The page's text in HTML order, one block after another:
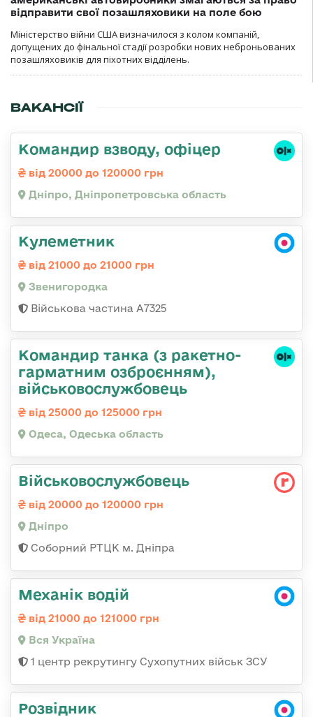
відправити свої позашляховики на поле бою
Міністерство війни США визначилося з колом компаній,
допущених до фінальної стадії розробки нових неброньованих
позашляховиків для піхотних відділень.
ВАКАНСІЇ
Командир взводу, офіцер
від 20000 до 120000 грн
Дніпро, Дніпропетровська область
Кулеметник
від 21000 до 21000 грн
Звенигородка
Військова частина А7325
Командиp танка (з pакетно-
гарматним озброєнням),
військовослужбовець
від 25000 до 125000 грн
Одеса, Одеська область
Військовослужбовець
від 20000 до 120000 грн
Дніпро
Соборний РТЦК м. Дніпра
Механік водій
від 21000 до 121000 грн
Вся Україна
1 центр рекрутингу Сухопутних військ ЗСУ
Розвідник